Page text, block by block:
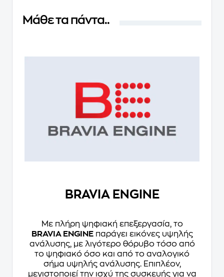
Μάθε τα πάντα..
BRAVIA ENGINE
Με πλήρη ψηφιακή επεξεργασία, το
BRAVIA ENGINEπαράγει εικόνες υψηλής
ανάλυσης, με λιγότερο θόρυβο τόσο από
το ψηφιακό όσο και από το αναλογικό
σήμα υψηλής ανάλυσης. Επιπλέον,
μεγιστοποιεί την ισχύ της συσκευής για να